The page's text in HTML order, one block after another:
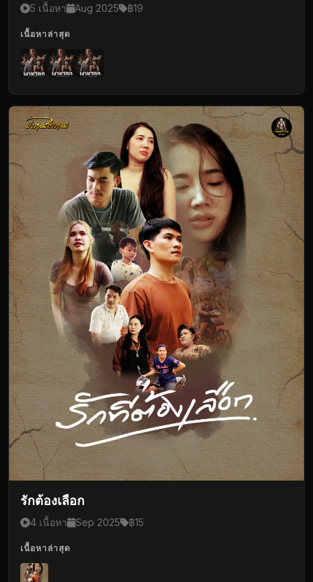
5 เนื้อหา Aug 2025 ฿19
เนื้อหาล่าสุด
รักต้องเลือก
4 เนื้อหา Sep 2025 ฿15
เนื้อหาล่าสุด